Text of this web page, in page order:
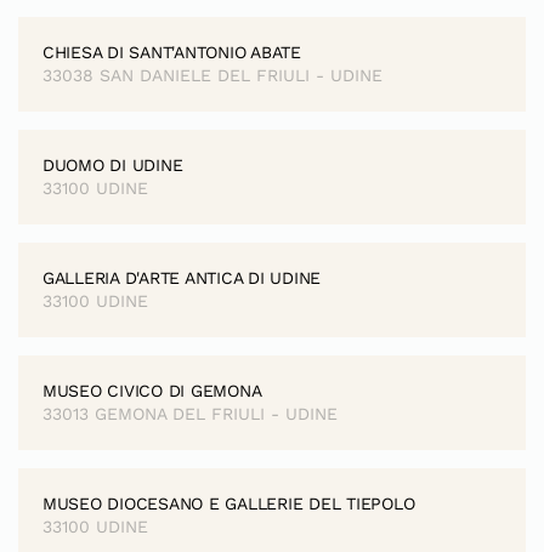
CHIESA DI SANT'ANTONIO ABATE
33038 SAN DANIELE DEL FRIULI - UDINE
DUOMO DI UDINE
33100 UDINE
GALLERIA D'ARTE ANTICA DI UDINE
33100 UDINE
MUSEO CIVICO DI GEMONA
33013 GEMONA DEL FRIULI - UDINE
MUSEO DIOCESANO E GALLERIE DEL TIEPOLO
33100 UDINE